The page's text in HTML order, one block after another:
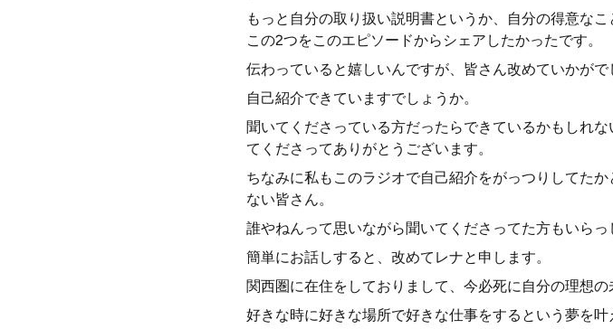
もっと自分の取り扱い説明書というか、自分の得意な
この2つをこのエピソードからシェアしたかったです。
伝わっていると嬉しいんですが、皆さん改めていかがで
自己紹介できていますでしょうか。
聞いてくださっている方だったらできているかもしれ
てくださってありがとうございます。
ちなみに私もこのラジオで自己紹介をがっつりしてた
ない皆さん。
誰やねんって思いながら聞いてくださってた方もいらっ
簡単にお話しすると、改めてレナと申します。
関西圏に在住をしておりまして、今必死に自分の理想
好きな時に好きな場所で好きな仕事をするという夢を叶